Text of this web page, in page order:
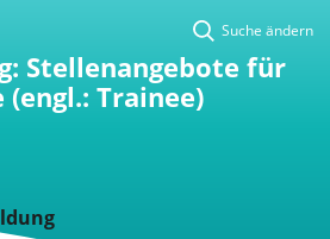
Suche ändern
Stellenangebote für
Trainee)